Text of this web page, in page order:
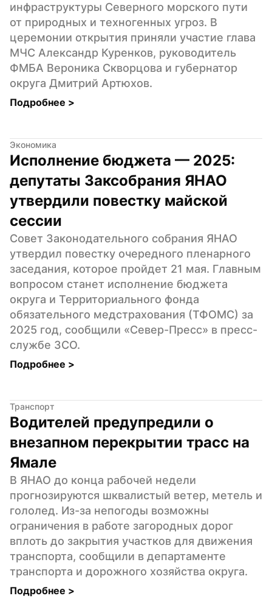
инфраструктуры Северного морского пути
от природных и техногенных угроз. В
церемонии открытия приняли участие глава
МЧС Александр Куренков, руководитель
ФМБА Вероника Скворцова и губернатор
округа Дмитрий Артюхов.
Подробнее >
Экономика
Исполнение бюджета — 2025:
депутаты Заксобрания ЯНАО
утвердили повестку майской
сессии
Совет Законодательного собрания ЯНАО
утвердил повестку очередного пленарного
заседания, которое пройдет 21 мая. Главным
вопросом станет исполнение бюджета
округа и Территориального фонда
обязательного медстрахования (ТФОМС) за
2025 год, сообщили «Север-Пресс» в пресс-
службе ЗСО.
Подробнее >
Транспорт
Водителей предупредили о
внезапном перекрытии трасс на
Ямале
В ЯНАО до конца рабочей недели
прогнозируются шквалистый ветер, метель и
гололед. Из-за непогоды возможны
ограничения в работе загородных дорог
вплоть до закрытия участков для движения
транспорта, сообщили в департаменте
транспорта и дорожного хозяйства округа.
Подробнее >